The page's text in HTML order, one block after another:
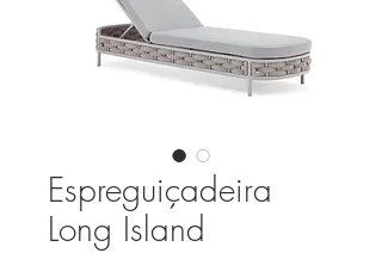
Espreguiçadeira
Long Island